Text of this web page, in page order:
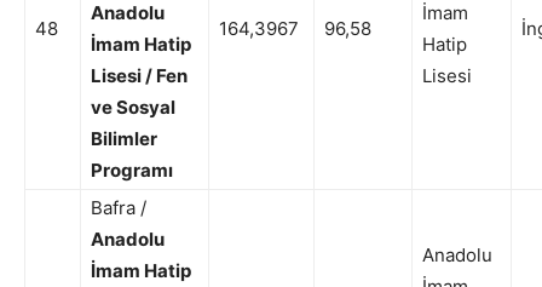
48
Anadolu
İmam Hatip
Lisesi / Fen
ve Sosyal
Bilimler
Programı
164,3967 96,58
İmam
Hatip
Lisesi
Bafra /
Anadolu
İmam Hatip
Anadolu